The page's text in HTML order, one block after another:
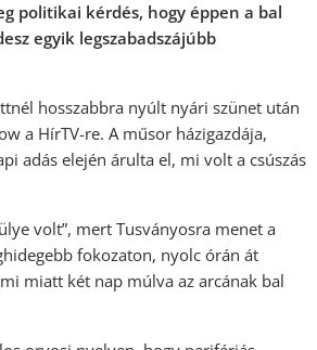
politikai kérdés, hogy éppen a bal
egyik legszabadszájúbb
hosszabbra nyúlt nyári szünet után
a HírTV-re. A műsor házigazdája,
adás elején árulta el, mi volt a csúszás
volt”, mert Tusványosra menet a
fokozaton, nyolc órán át
miatt két nap múlva az arcának bal